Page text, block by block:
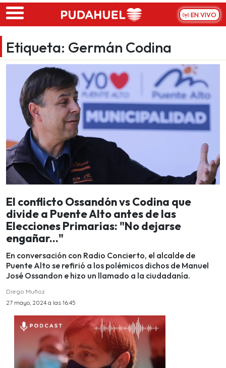
Skip to main content
EN VIVO
Etiqueta: Germán Codina
El conflicto Ossandón vs Codina que
divide a Puente Alto antes de las
Elecciones Primarias: "No dejarse
engañar..."
En conversación con Radio Concierto, el alcalde de
Puente Alto se refirió a los polémicos dichos de Manuel
José Ossandon e hizo un llamado a la ciudadanía.
Diego Muñoz
27 mayo, 2024 a las 16:45